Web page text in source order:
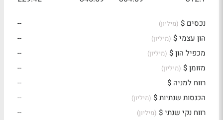
נכסים $ (מיליון)
--
הון עצמי $ (מיליון)
--
מכפיל הון $ (מיליון)
--
מזומן $ (מיליון)
--
רווח למניה $
--
הכנסות שנתיות $ (מיליון)
--
רווח נקי שנתי $ (מיליון)
--